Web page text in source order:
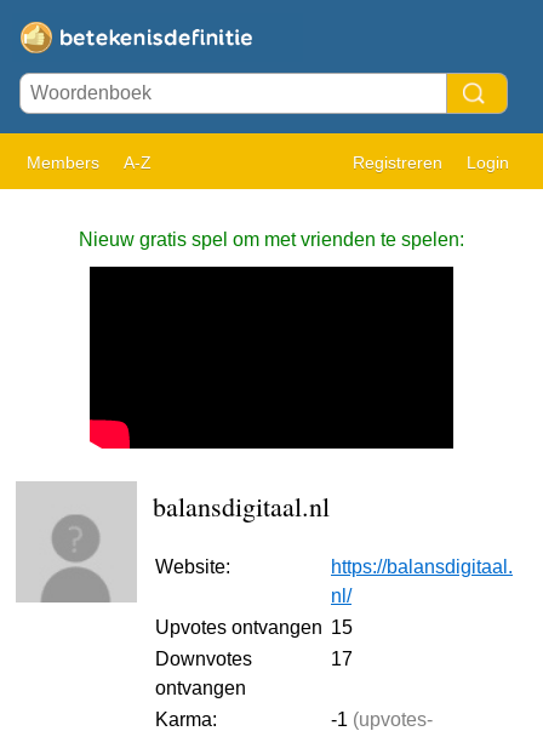
Members A-Z Registreren Login
Nieuw gratis spel om met vrienden te spelen:
balansdigitaal.nl
Website:
https://balansdigitaal.
nl/
Upvotes ontvangen 15
Downvotes
ontvangen
17
Karma: -1 (upvotes-